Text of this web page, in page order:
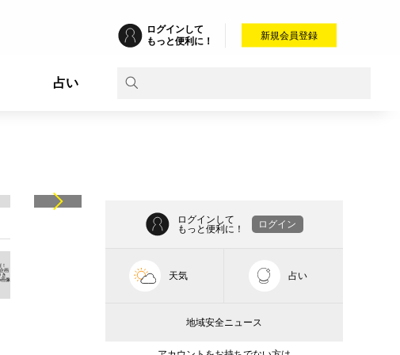
ログインして
もっと便利に！
新規会員登録
占い
ログインして
もっと便利に！
ログイン
天気 占い
地域安全ニュース